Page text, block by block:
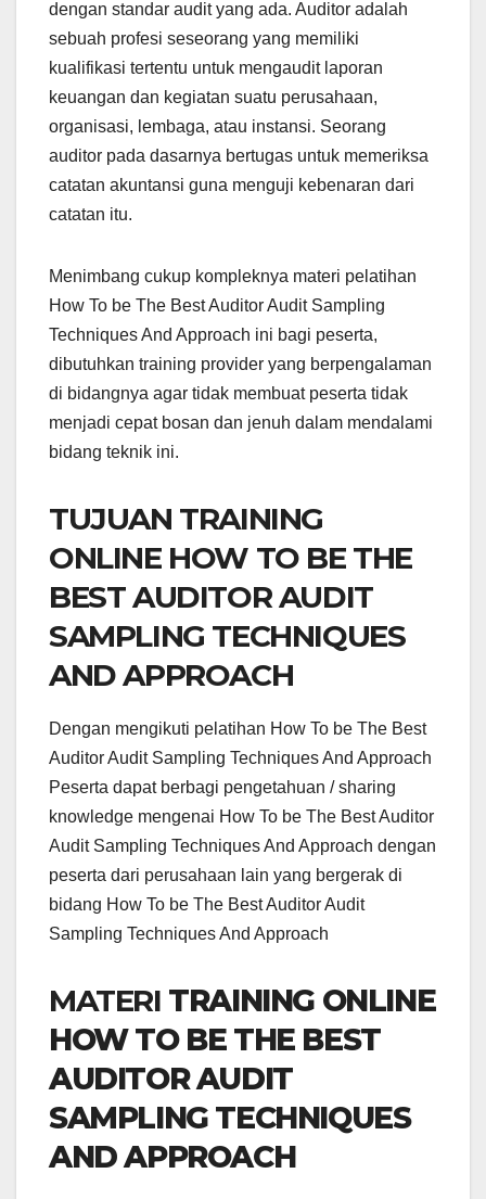
dengan standar audit yang ada. Auditor adalah
sebuah profesi seseorang yang memiliki
kualifikasi tertentu untuk mengaudit laporan
keuangan dan kegiatan suatu perusahaan,
organisasi, lembaga, atau instansi. Seorang
auditor pada dasarnya bertugas untuk memeriksa
catatan akuntansi guna menguji kebenaran dari
catatan itu.
Menimbang cukup kompleknya materi pelatihan
How To be The Best Auditor Audit Sampling
Techniques And Approach ini bagi peserta,
dibutuhkan training provider yang berpengalaman
di bidangnya agar tidak membuat peserta tidak
menjadi cepat bosan dan jenuh dalam mendalami
bidang teknik ini.
TUJUAN TRAINING
ONLINE HOW TO BE THE
BEST AUDITOR AUDIT
SAMPLING TECHNIQUES
AND APPROACH
Dengan mengikuti pelatihan How To be The Best
Auditor Audit Sampling Techniques And Approach
Peserta dapat berbagi pengetahuan / sharing
knowledge mengenai How To be The Best Auditor
Audit Sampling Techniques And Approach dengan
peserta dari perusahaan lain yang bergerak di
bidang How To be The Best Auditor Audit
Sampling Techniques And Approach
MATERI TRAINING ONLINE
HOW TO BE THE BEST
AUDITOR AUDIT
SAMPLING TECHNIQUES
AND APPROACH